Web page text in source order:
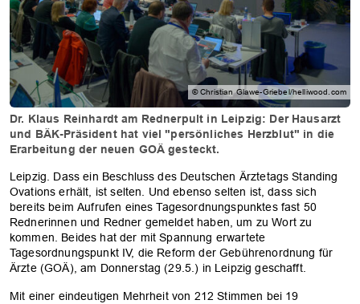
© Christian Glawe-Griebel/helliwood.com
Dr. Klaus Reinhardt am Rednerpult in Leipzig: Der Hausarzt
und BÄK-Präsident hat viel "persönliches Herzblut" in die
Erarbeitung der neuen GOÄ gesteckt.
Leipzig. Dass ein Beschluss des Deutschen Ärztetags Standing
Ovations erhält, ist selten. Und ebenso selten ist, dass sich
bereits beim Aufrufen eines Tagesordnungspunktes fast 50
Rednerinnen und Redner gemeldet haben, um zu Wort zu
kommen. Beides hat der mit Spannung erwartete
Tagesordnungspunkt IV, die Reform der Gebührenordnung für
Ärzte (GOÄ), am Donnerstag (29.5.) in Leipzig geschafft.
Mit einer eindeutigen Mehrheit von 212 Stimmen bei 19